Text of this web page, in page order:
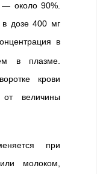
— около 90%.
в дозе 400 мг
в
в плазме.
крови
от величины
при
молоком,